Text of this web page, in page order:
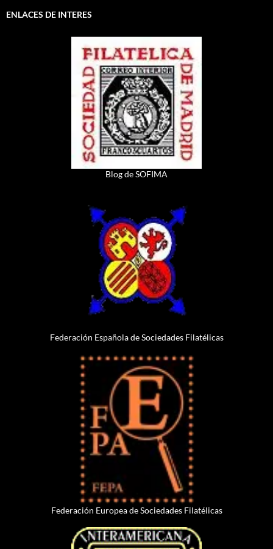
ENLACES DE INTERES
Blog de SOFIMA
Federación Española de Sociedades Filatélicas
Federación Europea de Sociedades Filatélicas